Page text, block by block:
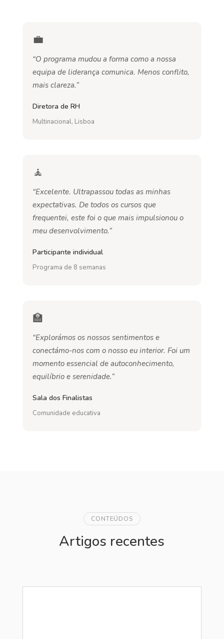
💼
“O programa mudou a forma como a nossa
equipa de liderança comunica. Menos conflito,
mais clareza.”
Diretora de RH
Multinacional, Lisboa
🧘
“Excelente. Ultrapassou todas as minhas
expectativas. De todos os cursos que
frequentei, este foi o que mais impulsionou o
meu desenvolvimento.”
Participante individual
Programa de 8 semanas
🏫
“Explorámos os nossos sentimentos e
conectámo-nos com o nosso eu interior. Foi um
momento essencial de autoconhecimento,
equilíbrio e serenidade.”
Sala dos Finalistas
Comunidade educativa
CONTEÚDOS
Artigos recentes